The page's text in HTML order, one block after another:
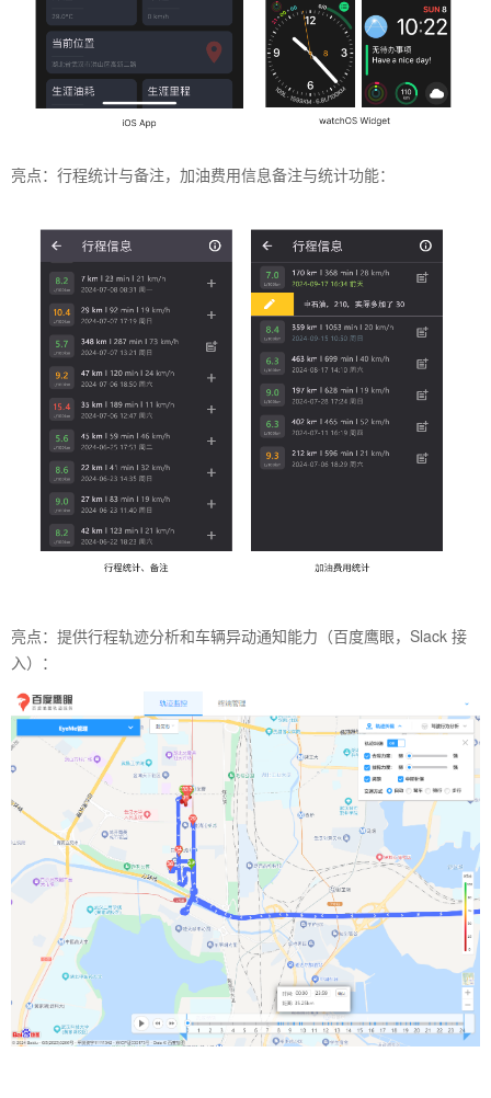
亮点：行程统计与备注，加油费用信息备注与统计功能：
亮点：提供行程轨迹分析和车辆异动通知能力（百度鹰眼，Slack 接
入）：